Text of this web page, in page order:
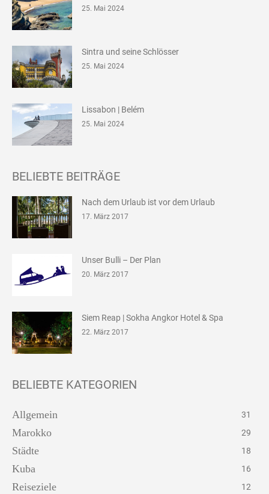
25. Mai 2024
Sintra und seine Schlösser
25. Mai 2024
Lissabon | Belém
25. Mai 2024
BELIEBTE BEITRÄGE
Nach dem Urlaub ist vor dem Urlaub
17. März 2017
Unser Bulli – Der Plan
20. März 2017
Siem Reap | Sokha Angkor Hotel & Spa
22. März 2017
BELIEBTE KATEGORIEN
Allgemein 31
Marokko 29
Städte 18
Kuba 16
Reiseziele 12